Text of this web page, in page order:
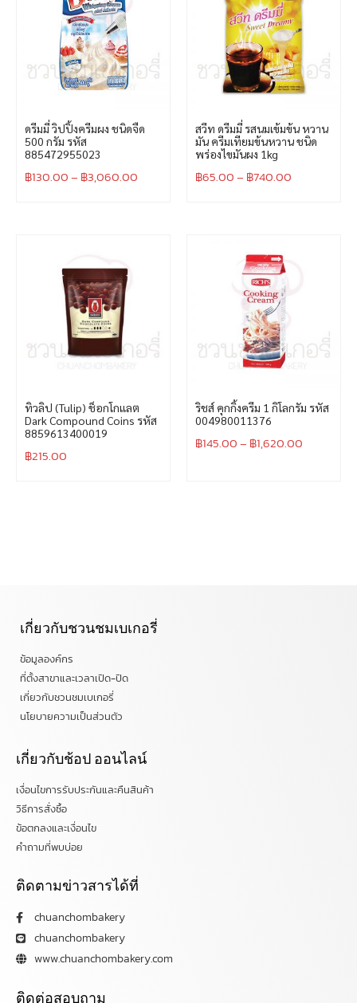
ดรีมมี่ วิปปิ้งครีมผง ชนิดจืด
500 กรัม รหัส
885472955023
฿130.00– ฿3,060.00
สวีท ดรีมมี่ รสนมเข้มข้น หวาน
มัน ครีมเทียมข้นหวาน ชนิด
พร่องไขมันผง 1kg
฿65.00– ฿740.00
ทิวลิป (Tulip) ช็อกโกแลต
Dark Compound Coins รหัส
8859613400019
฿215.00
ริชส์ คุกกิ้งครีม 1 กิโลกรัม รหัส
004980011376
฿145.00– ฿1,620.00
เกี่ยวกับชวนชมเบเกอรี่
ข้อมูลองค์กร
ที่ตั้งสาขาและเวลาเปิด-ปิด
เกี่ยวกับชวนชมเบเกอรี่
นโยบายความเป็นส่วนตัว
เกี่ยวกับช้อป ออนไลน์
เงื่อนไขการรับประกันและคืนสินค้า
วิธีการสั่งซื้อ
ข้อตกลงและเงื่อนไข
คำถามที่พบบ่อย
ติดตามข่าวสารได้ที่
chuanchombakery
chuanchombakery
www.chuanchombakery.com
ติดต่อสอบถาม